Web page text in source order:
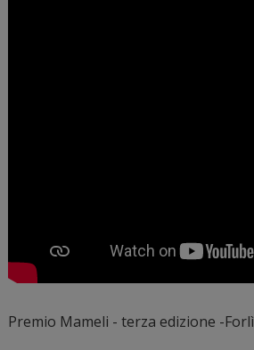
Premio Mameli - terza edizione -Forlì